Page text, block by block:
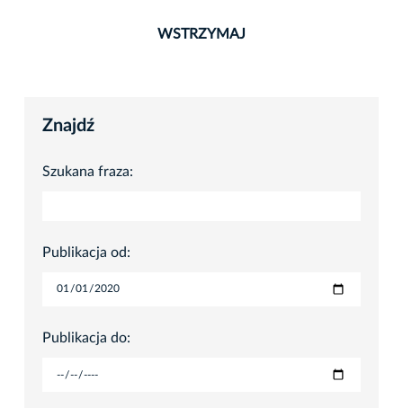
WSTRZYMAJ
Znajdź
Szukana fraza:
Publikacja od:
Publikacja do: